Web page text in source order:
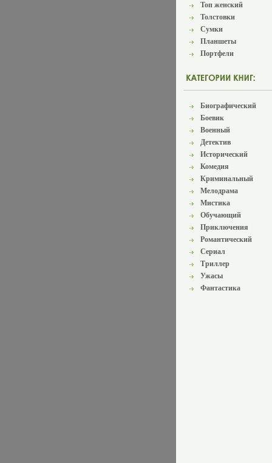
Топ женский
Толстовки
Сумки
Планшеты
Портфели
Биографический
Боевик
Военный
Детектив
Исторический
Комедия
Криминальный
Мелодрама
Мистика
Обучающий
Приключения
Романтический
Сериал
Триллер
Ужасы
Фантастика